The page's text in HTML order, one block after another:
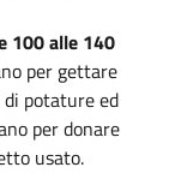
100 alle 140
per gettare
potature ed
per donare
usato.